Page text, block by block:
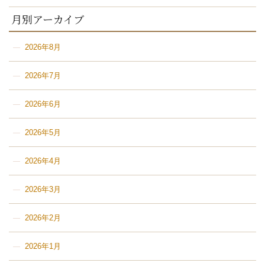
月別アーカイブ
2026年8月
2026年7月
2026年6月
2026年5月
2026年4月
2026年3月
2026年2月
2026年1月